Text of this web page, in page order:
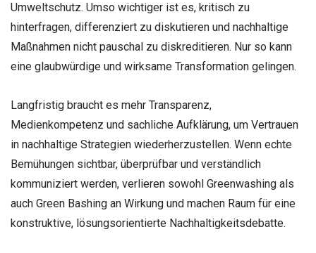
Umweltschutz. Umso wichtiger ist es, kritisch zu
hinterfragen, differenziert zu diskutieren und nachhaltige
Maßnahmen nicht pauschal zu diskreditieren. Nur so kann
eine glaubwürdige und wirksame Transformation gelingen.
Langfristig braucht es mehr Transparenz,
Medienkompetenz und sachliche Aufklärung, um Vertrauen
in nachhaltige Strategien wiederherzustellen. Wenn echte
Bemühungen sichtbar, überprüfbar und verständlich
kommuniziert werden, verlieren sowohl Greenwashing als
auch Green Bashing an Wirkung und machen Raum für eine
konstruktive, lösungsorientierte Nachhaltigkeitsdebatte.